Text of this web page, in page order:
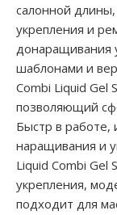
салонной длины,
укрепления и
донаращивания
шаблонами и
Combi Liquid Gel
позволяющий
Быстр в работе,
наращивания и
Liquid Combi Gel
укрепления,
подходит для